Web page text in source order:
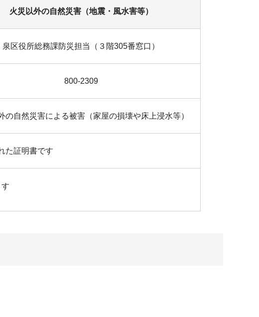
火災以外の自然災害（地震・風水害等）
泉区役所総務課防災担当（３階305番窓口）
800-2309
の自然災害による被害（家屋の損壊や床上浸水等）
た証明書です